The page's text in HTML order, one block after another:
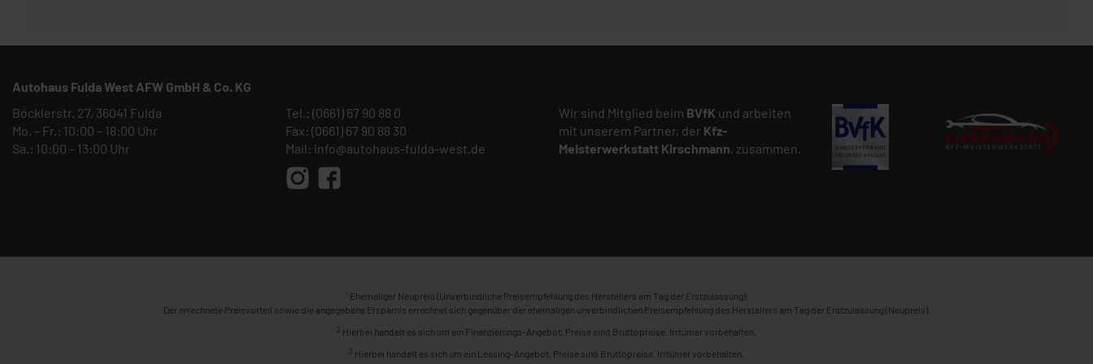
Autohaus Fulda West AFW GmbH & Co. KG
Böcklerstr. 27, 36041 Fulda
Mo. – Fr.: 10:00 – 18:00 Uhr
Sa.: 10:00 – 13:00 Uhr
Tel.: (0661) 67 90 88 0
Fax: (0661) 67 90 88 30
Mail: info@autohaus-fulda-west.de
Wir sind Mitglied beim BVfK und arbeiten
mit unserem Partner, der Kfz-
Meisterwerkstatt Kirschmann, zusammen.
1 Ehemaliger Neupreis (Unverbindliche Preisempfehlung des Herstellers am Tag der Erstzulassung).
Der errechnete Preisvorteil sowie die angegebene Ersparnis errechnet sich gegenüber der ehemaligen unverbindlichen Preisempfehlung des Herstellers am Tag der Erstzulassung (Neupreis).
2 Hierbei handelt es sich um ein Finanzierungs-Angebot. Preise sind Bruttopreise. Irrtümer vorbehalten.
3 Hierbei handelt es sich um ein Leasing-Angebot. Preise sind Bruttopreise. Irrtümer vorbehalten.